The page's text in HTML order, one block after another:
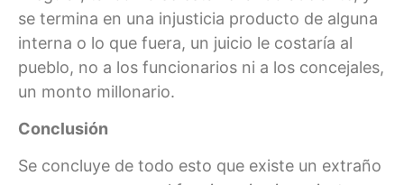
se termina en una injusticia producto de alguna
interna o lo que fuera, un juicio le costaría al
pueblo, no a los funcionarios ni a los concejales,
un monto millonario.
Conclusión
Se concluye de todo esto que existe un extraño